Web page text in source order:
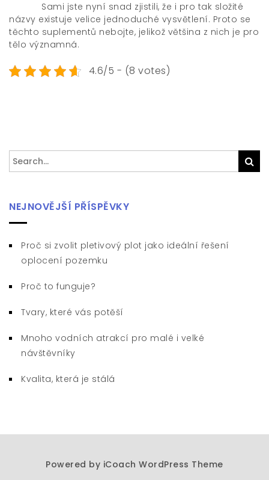
Sami jste nyní snad zjistili, že i pro tak složité
názvy existuje velice jednoduché vysvětlení. Proto se
těchto suplementů nebojte, jelikož většina z nich je pro
tělo významná.
4.6/5 - (8 votes)
Search
for:
NEJNOVĚJŠÍ PŘÍSPĚVKY
Proč si zvolit pletivový plot jako ideální řešení
oplocení pozemku
Proč to funguje?
Tvary, které vás potěší
Mnoho vodních atrakcí pro malé i velké
návštěvníky
Kvalita, která je stálá
Powered by iCoach WordPress Theme